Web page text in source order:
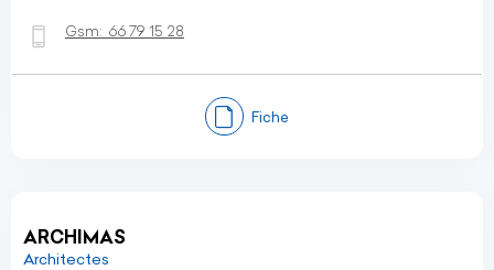
Gsm: 66 79 15 28
Fiche
ARCHIMAS
Architectes